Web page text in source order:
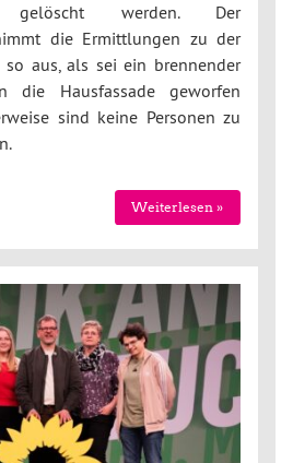
gelöscht werden. Der
die Ermittlungen zu der
so aus, als sei ein brennender
die Hausfassade geworfen
sind keine Personen zu
Weiterlesen »